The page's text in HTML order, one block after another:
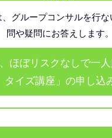
グループコンサルを行な
問や疑問にお答えします。
、ほぼリスクなしで一
タイズ講座」の申し込